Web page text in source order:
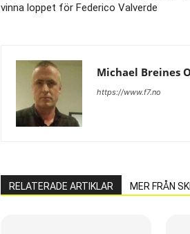
vinna loppet för Federico Valverde
Michael Breines
https://www.f7.no
RELATERADE ARTIKLAR MER FRÅN